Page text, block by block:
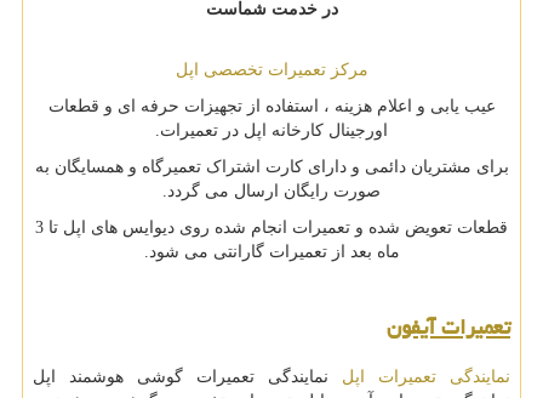
در خدمت شماست
مرکز تعمیرات تخصصی اپل
عیب یابی و اعلام هزینه ، استفاده از تجهیزات حرفه ای و قطعات
اورجینال کارخانه اپل در تعمیرات.
برای مشتریان دائمی و دارای کارت اشتراک تعمیرگاه و همسایگان به
صورت رایگان ارسال می گردد.
قطعات تعویض شده و تعمیرات انجام شده روی دیوایس های اپل تا 3
ماه بعد از تعمیرات گارانتی می شود.
تعمیرات آیفون
نمایندگی تعمیرات اپل نمایندگی تعمیرات گوشی هوشمند اپل